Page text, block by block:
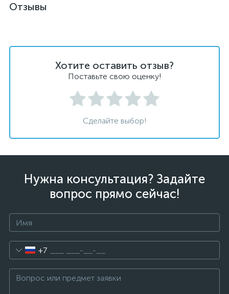
Отзывы
Хотите оставить отзыв?
Поставьте свою оценку!
Сделайте выбор!
Нужна консультация? Задайте
вопрос прямо сейчас!
+7